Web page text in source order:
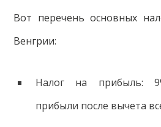
Вот перечень основных
Венгрии:
Налог на прибыль:
прибыли после вычета